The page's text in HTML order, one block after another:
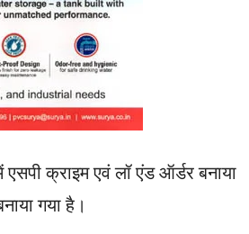
क्राइम एवं लॉ एंड ऑर्डर बनाया
गया है।